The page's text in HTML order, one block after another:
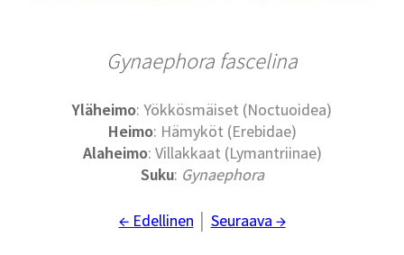
Gynaephora fascelina
Yläheimo: Yökkösmäiset (Noctuoidea)
Heimo: Hämyköt (Erebidae)
Alaheimo: Villakkaat (Lymantriinae)
Suku: Gynaephora
← Edellinen Seuraava →